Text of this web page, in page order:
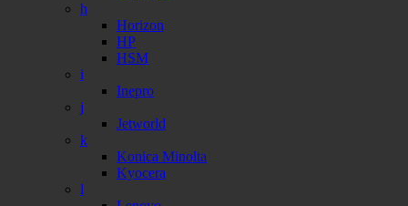
h
Horizon
HP
HSM
i
Inepro
j
Jetworld
k
Konica Minolta
Kyocera
l